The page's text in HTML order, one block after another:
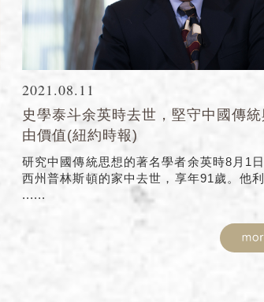
2021.08.11
史學泰斗余英時去世，堅守中國傳統
由價值(紐約時報)
研究中國傳統思想的著名學者余英時8月1
西州普林斯頓的家中去世，享年91歲。他
......